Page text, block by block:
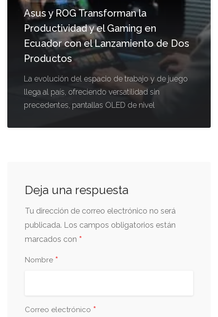
Asus y ROG Transforman la
Productividad y el Gaming en
Ecuador con el Lanzamiento de Dos
Productos
La evolución del espacio de trabajo y de juego
llega al país, ofreciendo versatilidad sin
precedentes, pantallas OLED de nivel
Deja una respuesta
Tu dirección de correo electrónico no será
publicada. Los campos obligatorios están
marcados con *
Nombre *
Correo electrónico *